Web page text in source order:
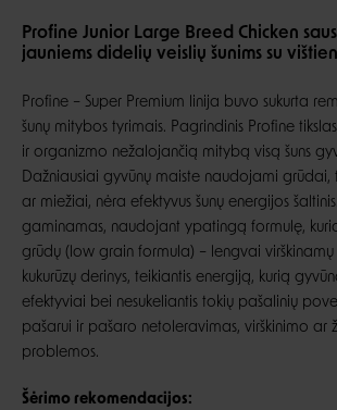
Profine Junior Large Breed Chicken
jauniems didelių veislių šunims su
Profine – Super Premium linija buvo sukurta
šunų mitybos tyrimais. Pagrindinis Profine
ir organizmo nežalojančią mitybą visą šuns
Dažniausiai gyvūnų maiste naudojami grūdai,
ar miežiai, nėra efektyvus šunų energijos
gaminamas, naudojant ypatingą formulę,
grūdų (low grain formula) – lengvai
kukurūzų derinys, teikiantis energiją, kurią
efektyviai bei nesukeliantis tokių pašalinių
pašarui ir pašaro netoleravimas, virškinimo ar
problemos.
Šėrimo rekomendacijos: